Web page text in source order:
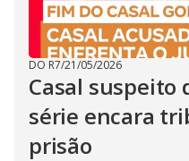
DO R7/21/05/2026
Casal suspeito
série encara
prisão